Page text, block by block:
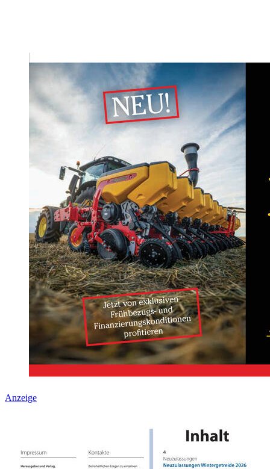
Anzeige